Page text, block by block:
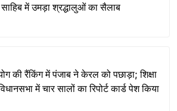
साहिब में उमड़ा श्रद्धालुओं का सैलाब
की रैंकिंग में पंजाब ने केरल को पछाड़ा; शिक्षा
में चार सालों का रिपोर्ट कार्ड पेश किया